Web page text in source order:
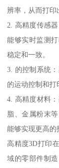
辨率，从而打印
2. 高精度传感
能够实时监测
稳定和一致。
3. 的控制系统
的运动控制和打
4. 高精度材料
脂、金属粉末
能够实现更高的
高精度3D打印
域的零部件制